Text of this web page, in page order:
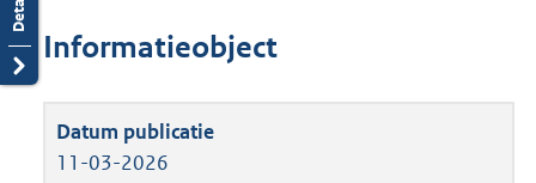
Informatieobject
11-03-2026